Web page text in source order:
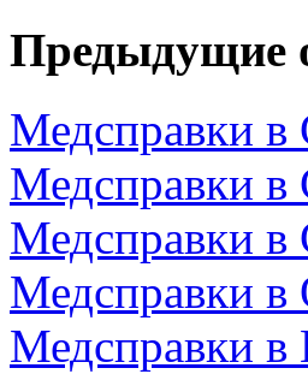
Предыдущие
Медсправки в
Медсправки в
Медсправки в
Медсправки в
Медсправки в